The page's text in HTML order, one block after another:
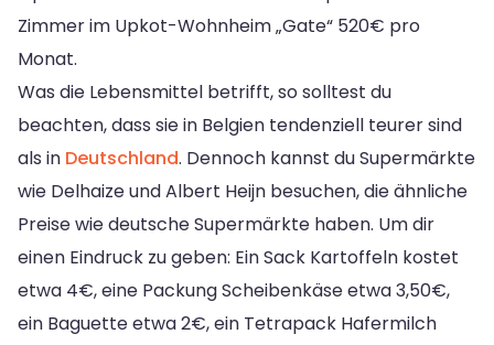
Zimmer im Upkot-Wohnheim „Gate“ 520€ pro
Monat.
Was die Lebensmittel betrifft, so solltest du
beachten, dass sie in Belgien tendenziell teurer sind
als in Deutschland. Dennoch kannst du Supermärkte
wie Delhaize und Albert Heijn besuchen, die ähnliche
Preise wie deutsche Supermärkte haben. Um dir
einen Eindruck zu geben: Ein Sack Kartoffeln kostet
etwa 4€, eine Packung Scheibenkäse etwa 3,50€,
ein Baguette etwa 2€, ein Tetrapack Hafermilch